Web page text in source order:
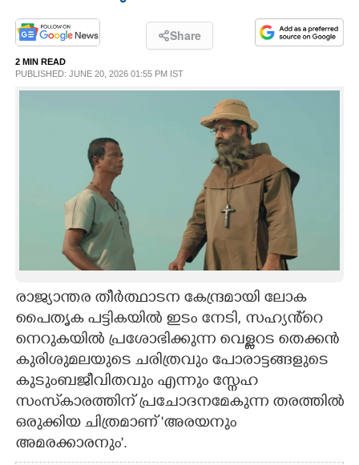
PHOTOS
LIFESTYLE
CARTOONS
LITERATURE
ZOOM
CONTACT US
Share
2 MIN READ
PUBLISHED: JUNE 20, 2026 01:55 PM IST
രാജ്യാന്തര തീർത്ഥാടന കേന്ദ്രമായി ലോക
പൈതൃക പട്ടികയിൽ ഇടം നേടി, സഹ്യൻ്റെ
നെറുകയിൽ പ്രശോഭിക്കുന്ന വെള്ളറട തെക്കൻ
കുരിശുമലയുടെ ചരിത്രവും പോരാട്ടങ്ങളുടെ
കുടുംബജീവിതവും എന്നും സ്നേഹ
സംസ്‌കാരത്തിന് പ്രചോദനമേകുന്ന തരത്തിൽ
ഒരുക്കിയ ചിത്രമാണ് "അരയനും
അമരക്കാരനും".